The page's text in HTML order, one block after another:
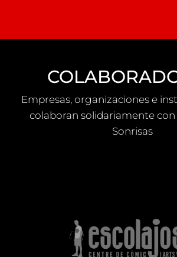
Empresas, organizaciones e
colaboran solidariamente
Sonrisas